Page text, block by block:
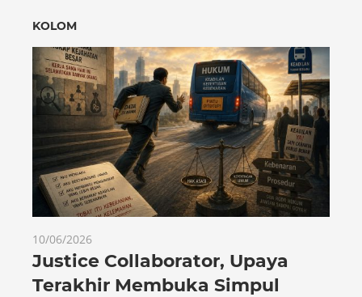
KOLOM
10/06/2026
Justice Collaborator, Upaya
Terakhir Membuka Simpul